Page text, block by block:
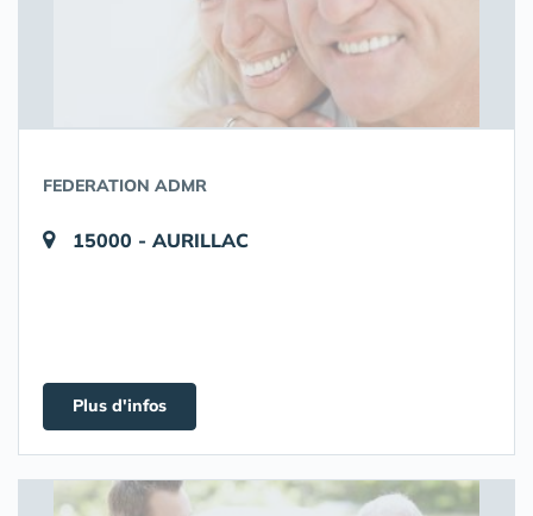
FEDERATION ADMR
15000 - AURILLAC
Plus d'infos